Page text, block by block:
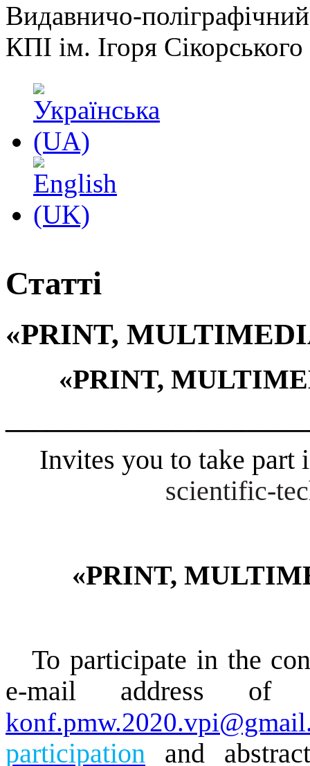
Видавничо-
КПІ ім. Ігоря Сікорського
Статті
«PRINT,
«PRINT,
Invites you to take part
«PRINT,
To participate in the
e-mail address of
participation and